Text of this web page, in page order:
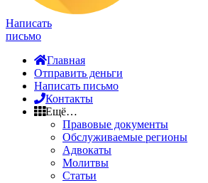
Написать
письмо
Главная
Отправить деньги
Написать письмо
Контакты
Ещё…
Правовые документы
Обслуживаемые регионы
Адвокаты
Молитвы
Статьи